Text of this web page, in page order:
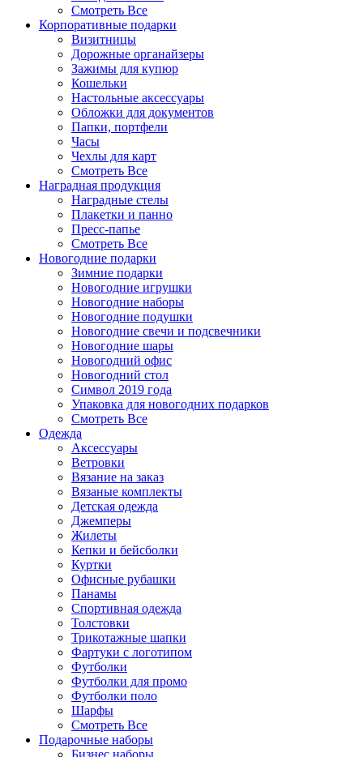
Смотреть Все
Корпоративные подарки
Визитницы
Дорожные органайзеры
Зажимы для купюр
Кошельки
Настольные аксессуары
Обложки для документов
Папки, портфели
Часы
Чехлы для карт
Смотреть Все
Наградная продукция
Наградные стелы
Плакетки и панно
Пресс-папье
Смотреть Все
Новогодние подарки
Зимние подарки
Новогодние игрушки
Новогодние наборы
Новогодние подушки
Новогодние свечи и подсвечники
Новогодние шары
Новогодний офис
Новогодний стол
Символ 2019 года
Упаковка для новогодних подарков
Смотреть Все
Одежда
Аксессуары
Ветровки
Вязание на заказ
Вязаные комплекты
Детская одежда
Джемперы
Жилеты
Кепки и бейсболки
Куртки
Офисные рубашки
Панамы
Спортивная одежда
Толстовки
Трикотажные шапки
Фартуки с логотипом
Футболки
Футболки для промо
Футболки поло
Шарфы
Смотреть Все
Подарочные наборы
Бизнес наборы